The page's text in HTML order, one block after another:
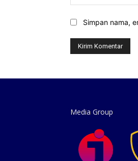
Simpan nama,
Media Group